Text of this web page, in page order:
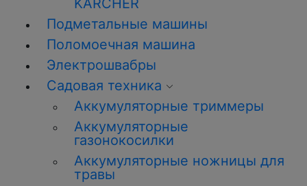
KARCHER
Подметальные машины
Поломоечная машина
Электрошвабры
Садовая техника
Аккумуляторные триммеры
Аккумуляторные
газонокосилки
Аккумуляторные ножницы для
травы